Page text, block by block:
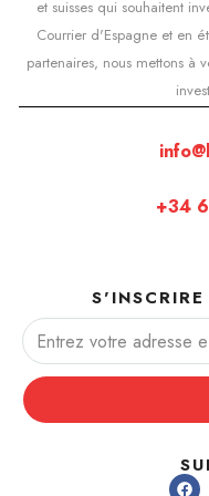
et suisses qui souhaitent
Courrier d'Espagne et en
partenaires, nous mettons à
+34